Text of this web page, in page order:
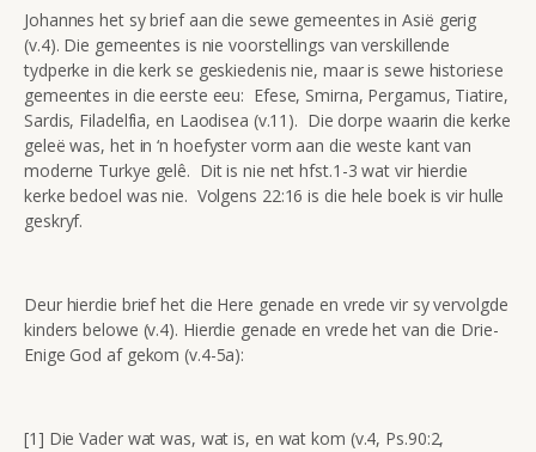
Johannes het sy brief aan die sewe gemeentes in Asië gerig
(v.4). Die gemeentes is nie voorstellings van verskillende
tydperke in die kerk se geskiedenis nie, maar is sewe historiese
gemeentes in die eerste eeu: Efese, Smirna, Pergamus, Tiatire,
Sardis, Filadelfia, en Laodisea (v.11). Die dorpe waarin die kerke
geleë was, het in ‘n hoefyster vorm aan die weste kant van
moderne Turkye gelê. Dit is nie net hfst.1-3 wat vir hierdie
kerke bedoel was nie. Volgens 22:16 is die hele boek is vir hulle
geskryf.
Deur hierdie brief het die Here genade en vrede vir sy vervolgde
kinders belowe (v.4). Hierdie genade en vrede het van die Drie-
Enige God af gekom (v.4-5a):
[1] Die Vader wat was, wat is, en wat kom (v.4, Ps.90:2,